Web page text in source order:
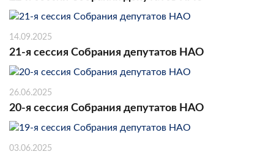
14.09.2025
21-я сессия Собрания депутатов НАО
26.06.2025
20-я сессия Собрания депутатов НАО
03.06.2025